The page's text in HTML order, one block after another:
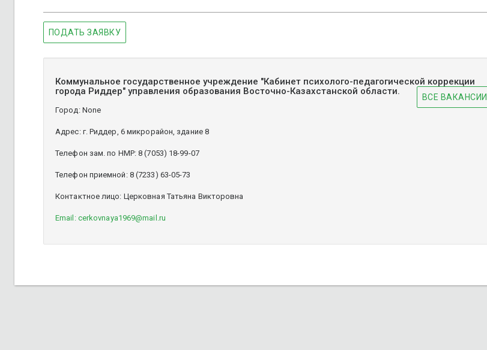
ПОДАТЬ ЗАЯВКУ
Коммунальное государственное учреждение "Кабинет психолого-педагогической коррекции
города Риддер" управления образования Восточно-Казахстанской области.
ВСЕ ВАКАНСИИ
Город: None
Адрес: г. Риддер, 6 микрорайон, здание 8
Телефон зам. по НМР: 8 (7053) 18-99-07
Телефон приемной: 8 (7233) 63-05-73
Контактное лицо: Церковная Татьяна Викторовна
Email: cerkovnaya1969@mail.ru